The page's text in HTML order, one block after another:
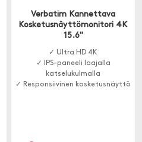
Verbatim Kannettava
Kosketusnäyttömonitori 4K
15.6"
✓ Ultra HD 4K
✓ IPS-paneeli laajalla
katselukulmalla
✓ Responsiivinen kosketusnäyttö